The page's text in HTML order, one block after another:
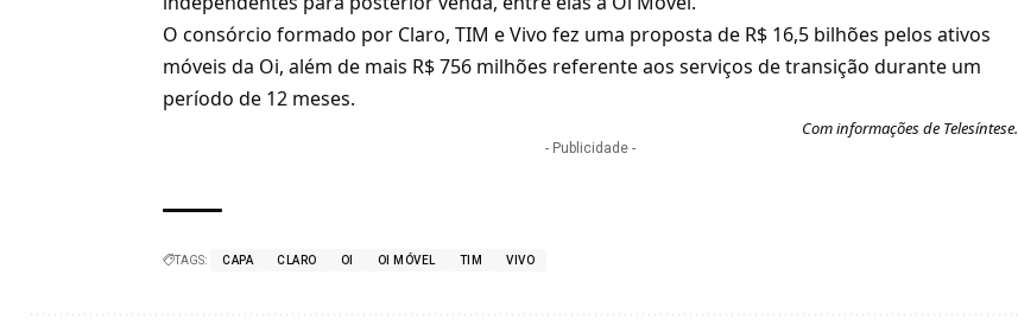
O consórcio formado por Claro, TIM e Vivo fez uma proposta de R$ 16,5 bilhões pelos ativos
móveis da Oi, além de mais R$ 756 milhões referente aos serviços de transição durante um
período de 12 meses.
Com informações de Telesíntese.
- Publicidade -
TAGS: CAPA CLARO OI OI MÓVEL TIM VIVO